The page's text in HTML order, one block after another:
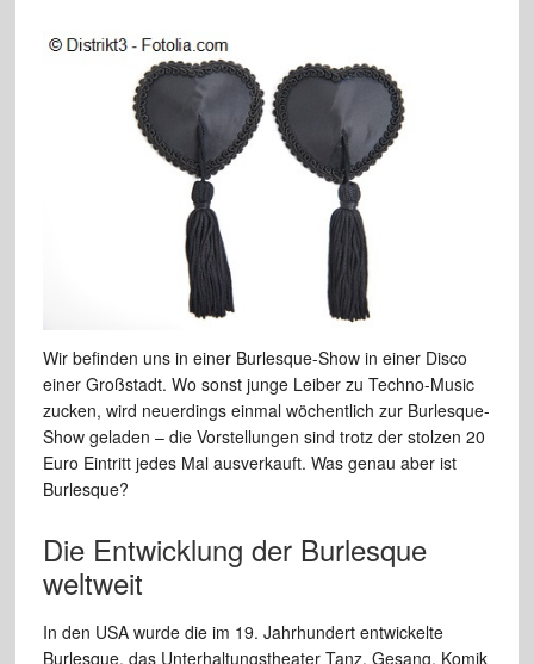
Wir befinden uns in einer Burlesque-Show in einer Disco
einer Großstadt. Wo sonst junge Leiber zu Techno-Music
zucken, wird neuerdings einmal wöchentlich zur Burlesque-
Show geladen – die Vorstellungen sind trotz der stolzen 20
Euro Eintritt jedes Mal ausverkauft. Was genau aber ist
Burlesque?
Die Entwicklung der Burlesque
weltweit
In den USA wurde die im 19. Jahrhundert entwickelte
Burlesque, das Unterhaltungstheater Tanz, Gesang, Komik